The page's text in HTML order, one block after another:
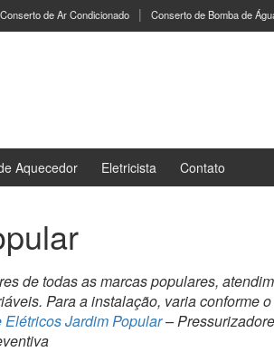
Conserto de Ar Condicionado Conserto de Bomba de
Aquecedor Eletricista Contato
de todas as marcas populares,
Para a instalação, varia conforme
Jardim Popular–